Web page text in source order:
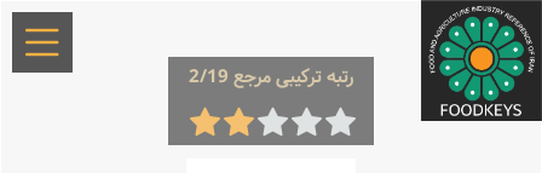
رتبه ترکیبی مرجع 2/19 ×